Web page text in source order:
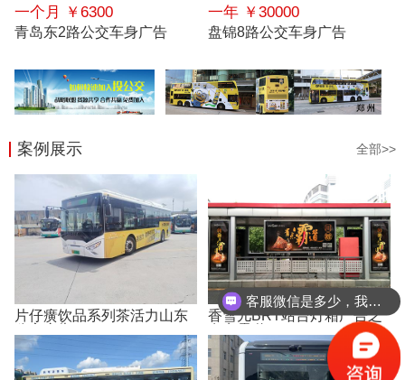
一个月 ￥6300
青岛东2路公交车身广告
一年 ￥30000
盘锦8路公交车身广告
案例展示 全部>>
片仔癀饮品系列茶活力山东
香雪儿BRT站台灯箱广告之
客服微信是多少，我想要一份报价